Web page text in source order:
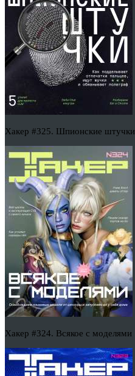
Хакер #325. Шпионские штучки
Хакер #324. Всякое с моделями